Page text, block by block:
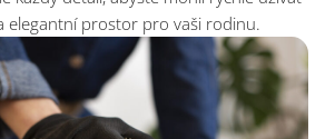
elegantní prostor pro vaši rodinu.